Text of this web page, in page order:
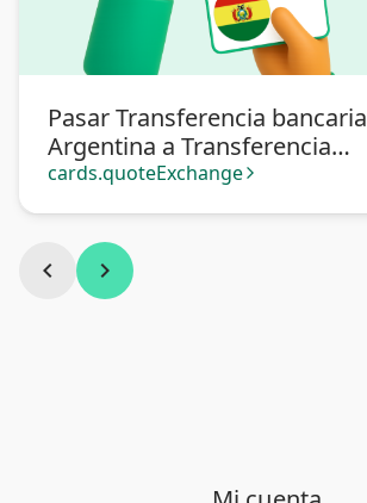
Pasar Transferencia bancaria
Argentina a Transferencia
Bancaria Bolivia
cards.quoteExchange arrow_forward_ios
chevron_left chevron_right